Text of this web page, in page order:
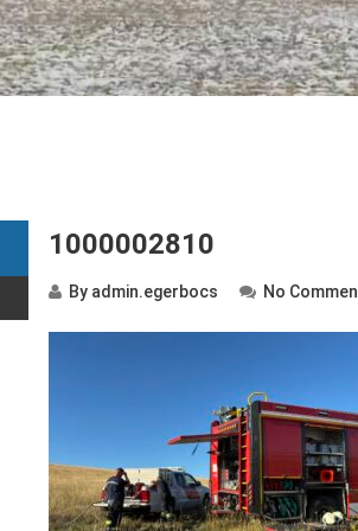
1000002810
By admin.egerbocs No